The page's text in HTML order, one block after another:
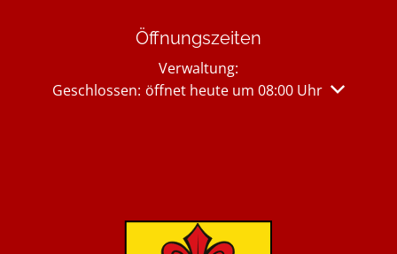
Öffnungszeiten
Verwaltung:
Klicken, um weitere Öffnungs- oder Schließzeiten
Geschlossen: öffnet heute um 08:00 Uhr